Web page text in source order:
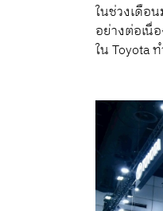
ในช่วงเดือ
อย่างต่อเนื่
ใน Toyota